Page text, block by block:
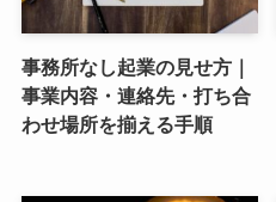
事務所なし起業の見せ方｜
事業内容・連絡先・打ち合
わせ場所を揃える手順